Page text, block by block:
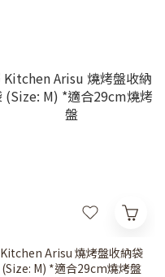
Kitchen Arisu 燒烤盤收納袋
(Size: M) *適合29cm燒烤盤